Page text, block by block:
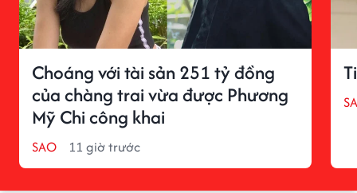
Choáng với tài sản 251 tỷ đồng
của chàng trai vừa được Phương
Mỹ Chi công khai
SAO 11 giờ trước